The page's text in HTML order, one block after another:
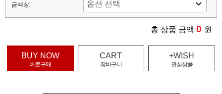
금색상
총 상품 금액 0 원
BUY NOW
바로구매
CART
장바구니
+WISH
관심상품